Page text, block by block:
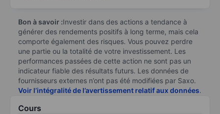
Bon à savoir :Investir dans des actions a tendance à
générer des rendements positifs à long terme, mais cela
comporte également des risques. Vous pouvez perdre
une partie ou la totalité de votre investissement. Les
performances passées de cette action ne sont pas un
indicateur fiable des résultats futurs. Les données de
fournisseurs externes n’ont pas été modifiées par Saxo.
Voir l’intégralité de l’avertissement relatif aux données.
Cours